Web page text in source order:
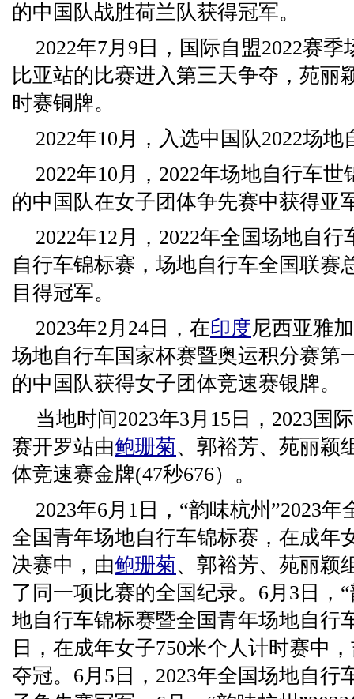
的中国队战胜荷兰队获得冠军。
2022年7月9日，国际自盟2022赛
比亚站的比赛进入第三天争夺，苑丽
时赛铜牌。
2022年10月，入选中国队2022场
2022年10月，2022年场地自行车
的中国队在女子团体争先赛中获得亚
2022年12月，2022年全国场地自
自行车锦标赛，场地自行车全国联赛
目得冠军。
2023年2月24日，在印度尼西亚雅
场地自行车国家杯赛暨奥运积分赛第
的中国队获得女子团体竞速赛银牌。
当地时间2023年3月15日，2023国
赛开罗站由鲍珊菊、郭裕芳、苑丽颖
体竞速赛金牌(47秒676）。
2023年6月1日，“韵味杭州”2023
全国青年场地自行车锦标赛，在成年
决赛中，由鲍珊菊、郭裕芳、苑丽颖
了同一项比赛的全国纪录。6月3日，
地自行车锦标赛暨全国青年场地自行
日，在成年女子750米个人计时赛中
夺冠。6月5日，2023年全国场地自行